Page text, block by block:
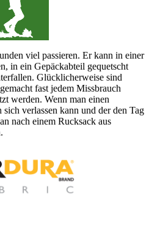
viel passieren. Er kann in einer
in ein Gepäckabteil gequetscht
Glücklicherweise sind
fast jedem Missbrauch
werden. Wenn man einen
verlassen kann und der den Tag
nach einem Rucksack aus